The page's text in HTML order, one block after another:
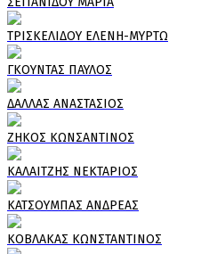
ΤΡΙΣΚΕΛΙΔΟΥ ΕΛΕΝΗ-ΜΥΡΤΩ
ΓΚΟΥΝΤΑΣ ΠΑΥΛΟΣ
ΔΑΛΛΑΣ ΑΝΑΣΤΑΣΙΟΣ
ΖΗΚΟΣ ΚΩΝΣΑΝΤΙΝΟΣ
ΚΑΛΑΙΤΖΗΣ ΝΕΚΤΑΡΙΟΣ
ΚΑΤΣΟΥΜΠΑΣ ΑΝΔΡΕΑΣ
ΚΟΒΛΑΚΑΣ ΚΩΝΣΤΑΝΤΙΝΟΣ